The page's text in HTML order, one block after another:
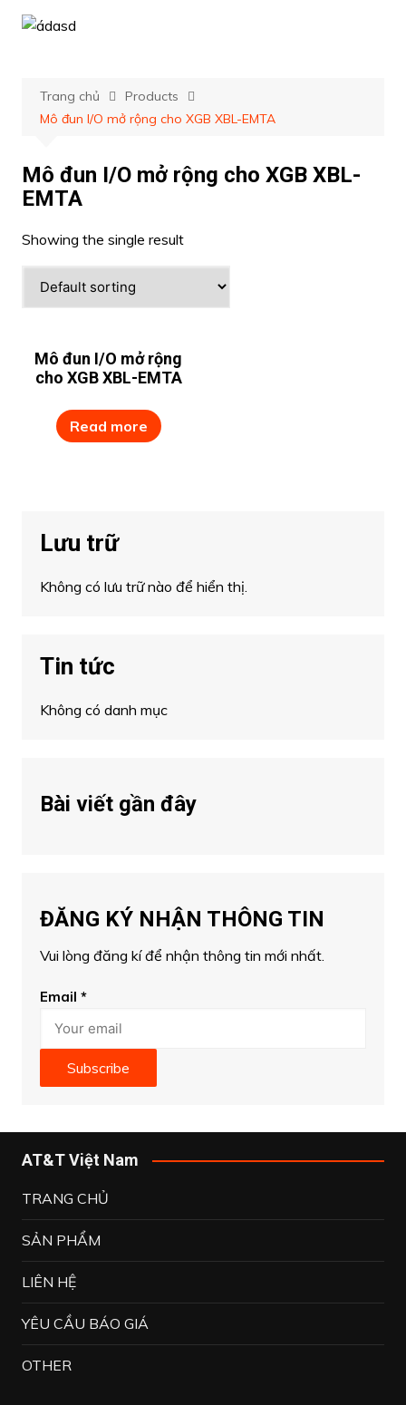
Chuyển
đến
Trang chủ
Products
Mô đun I/O mở rộng cho XGB XBL-EMTA
Mô đun I/O mở rộng cho XGB XBL-
EMTA
Showing the single result
Mô đun I/O mở rộng
cho XGB XBL-EMTA
Read more
Lưu trữ
Không có lưu trữ nào để hiển thị.
Tin tức
Không có danh mục
Bài viết gần đây
ĐĂNG KÝ NHẬN THÔNG TIN
Vui lòng đăng kí để nhận thông tin mới nhất.
Email *
Subscribe
AT&T Việt Nam
TRANG CHỦ
SẢN PHẨM
LIÊN HỆ
YÊU CẦU BÁO GIÁ
OTHER